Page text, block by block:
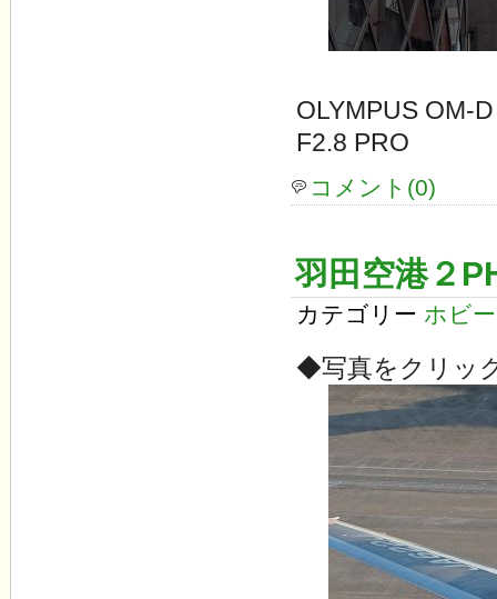
OLYMPUS
F2.8 PRO
コメント(0)
羽田空港２
カテゴリー ホビー
◆写真をクリッ